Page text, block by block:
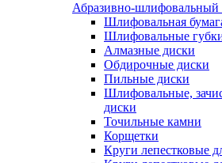
Абразивно-шлифовальный
Шлифовальная
Шлифовальные
Алмазные диски
Обдирочные диски
Пильные диски
Шлифовальные,
диски
Точильные камни
Корщетки
Круги лепестковые